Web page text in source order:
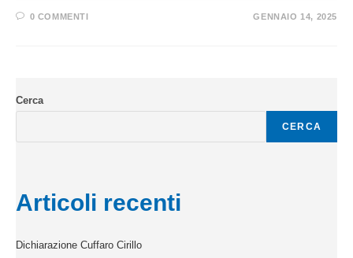
0 COMMENTI GENNAIO 14, 2025
Cerca
CERCA
Articoli recenti
Dichiarazione Cuffaro Cirillo